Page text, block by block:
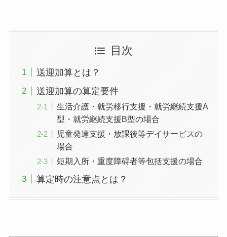
目次
送迎加算とは？
送迎加算の算定要件
生活介護・就労移行支援・就労継続支援A
型・就労継続支援B型の場合
児童発達支援・放課後等デイサービスの
場合
短期入所・重度障碍者等包括支援の場合
算定時の注意点とは？